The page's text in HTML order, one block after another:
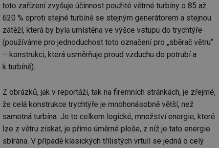
toto zařízení zvyšuje účinnost použité větrné turbíny o 85 až
620 % oproti stejné turbíně se stejným generátorem a stejnou
zátěží, která by byla umístěna ve výšce vstupu do trychtýře
(používáme pro jednoduchost toto označení pro „sběrač větru“
– konstrukci, která usměrňuje proud vzduchu do potrubí a
k turbíně).
Z obrázků, jak v reportáži, tak na firemních stránkách, je zřejmé,
že celá konstrukce trychtýře je mnohonásobně větší, než
samotná turbína. Je to celkem logické, množství energie, které
lze z větru získat, je přímo úměrné ploše, z níž je tato energie
sbírána. V případě klasických třílistých vrtulí se jedná o celý